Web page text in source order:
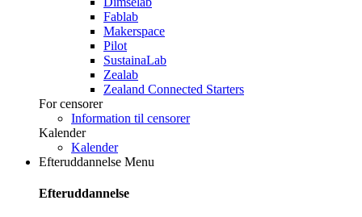
Fablab
Makerspace
Pilot
SustainaLab
Zealab
Zealand Connected Starters
For censorer
Information til censorer
Kalender
Kalender
Efteruddannelse Menu
Efteruddannelse